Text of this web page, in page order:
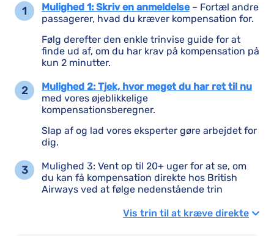
Mulighed 1: Skriv en anmeldelse– Fortæl andre
passagerer, hvad du kræver kompensation for.
Følg derefter den enkle trinvise guide for at
finde ud af, om du har krav på kompensation på
kun 2 minutter.
Mulighed 2: Tjek, hvor meget du har ret til nu
med vores øjeblikkelige
kompensationsberegner.
Slap af og lad vores eksperter gøre arbejdet for
dig.
Mulighed 3: Vent op til 20+ uger for at se, om
du kan få kompensation direkte hos British
Airways ved at følge nedenstående trin
Vis trin til at kræve direkte